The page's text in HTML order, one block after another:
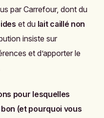
par Carrefour, dont du
et du lait caillé non
insiste sur
et d’apporter le
pour lesquelles
(et pourquoi vous